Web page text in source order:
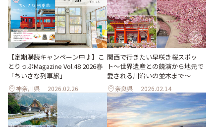
【定期購読キャンペーン中♪】こ
とりっぷMagazine Vol.48 2026春
「ちいさな列車旅」
神奈川県 2026.02.26
関西で行きたい早咲き桜スポッ
ト〜世界遺産との競演から地元で
愛される川沿いの並木まで〜
奈良県 2026.02.14